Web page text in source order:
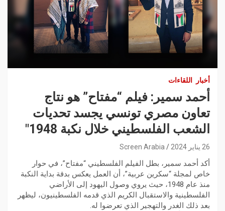
أخبار اللقاءات
أحمد سمير: فيلم “مفتاح” هو نتاج
تعاون مصري تونسي يجسد تحديات
الشعب الفلسطيني خلال نكبة 1948″
26 يناير 2024 Screen Arabia
أكد أحمد سمير، بطل الفيلم الفلسطيني “مفتاح”، في حوار
خاص لمجلة “سكرين عربية”، أن العمل يعكس بدقة بداية النكبة
منذ عام 1948، حيث يروي وصول اليهود إلى الأراضي
الفلسطينية والاستقبال الكريم الذي قدمه الفلسطينيون، ليظهر
بعد ذلك الغدر والتهجير الذي تعرضوا له.